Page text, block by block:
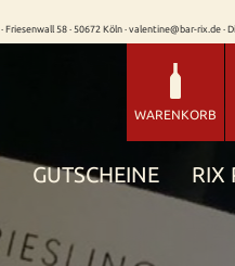
· Friesenwall 58 · 50672 Köln · valentine@bar-rix.de
WARENKORB
GUTSCHEINE RIX